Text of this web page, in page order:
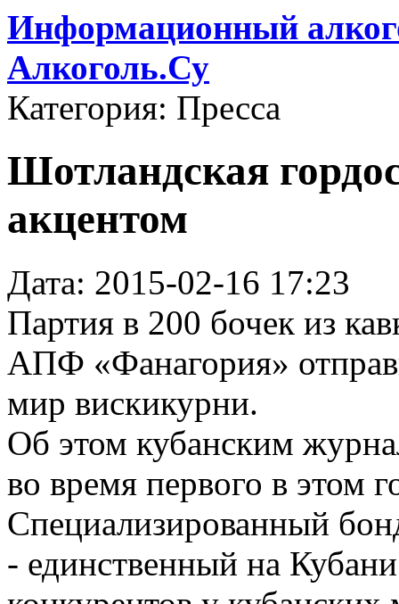
Информационный
Алкоголь.Су
Категория: Пресса
Шотландская
акцентом
Дата: 2015-02-16 17:23
Партия в 200 бочек из
АПФ «Фанагория»
мир вискикурни.
Об этом кубанским
во время первого в этом
Специализированный
- единственный на